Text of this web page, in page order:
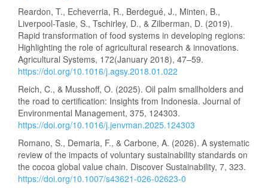
Reardon, T., Echeverria, R., Berdegué, J., Minten, B.,
Liverpool-Tasie, S., Tschirley, D., & Zilberman, D. (2019).
Rapid transformation of food systems in developing regions:
Highlighting the role of agricultural research & innovations.
Agricultural Systems, 172(January 2018), 47–59.
https://doi.org/10.1016/j.agsy.2018.01.022
Reich, C., & Musshoff, O. (2025). Oil palm smallholders and
the road to certification: Insights from Indonesia. Journal of
Environmental Management, 375, 124303.
https://doi.org/10.1016/j.jenvman.2025.124303
Romano, S., Demaria, F., & Carbone, A. (2026). A systematic
review of the impacts of voluntary sustainability standards on
the cocoa global value chain. Discover Sustainability, 7, 323.
https://doi.org/10.1007/s43621-026-02623-0